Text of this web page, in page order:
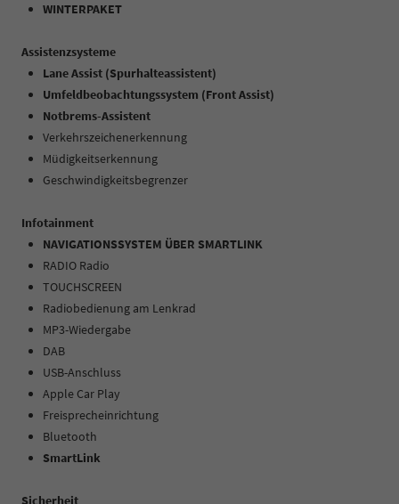
WINTERPAKET
Assistenzsysteme
Lane Assist (Spurhalteassistent)
Umfeldbeobachtungssystem (Front Assist)
Notbrems-Assistent
Verkehrszeichenerkennung
Müdigkeitserkennung
Geschwindigkeitsbegrenzer
Infotainment
NAVIGATIONSSYSTEM ÜBER SMARTLINK
RADIO Radio
TOUCHSCREEN
Radiobedienung am Lenkrad
MP3-Wiedergabe
DAB
USB-Anschluss
Apple Car Play
Freisprecheinrichtung
Bluetooth
SmartLink
Sicherheit